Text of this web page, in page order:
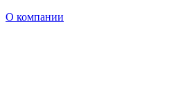
О компании